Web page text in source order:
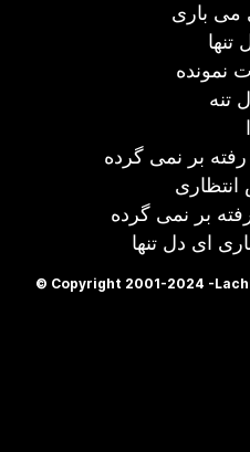
می باری
تنها
نمونده
تنه
ا
بر نمی گرده
بر نمی گرده
ای دل تنها
© Copyright 2001-2024 -